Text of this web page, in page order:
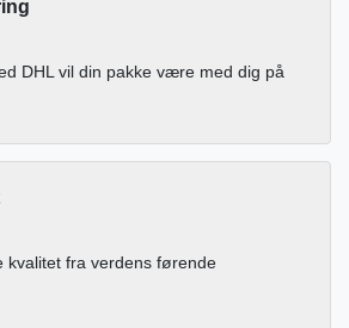
DHL vil din pakke være med dig på
kvalitet fra verdens førende